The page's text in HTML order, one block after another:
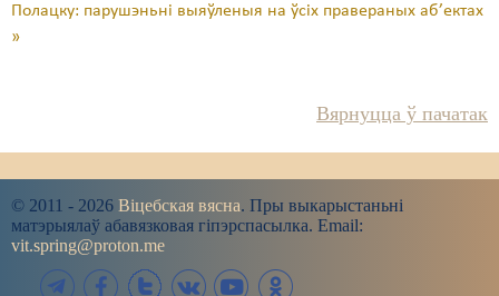
Полацку: парушэньні выяўленыя на ўсіх правераных аб’ектах
»
Вярнуцца ў пачатак
© 2011 - 2026 Віцебская вясна. Пры выкарыстаньні
матэрыялаў абавязковая гіпэрспасылка. Email:
vit.spring@proton.me